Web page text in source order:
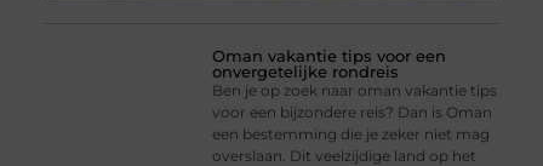
Oman vakantie tips voor een
onvergetelijke rondreis
Ben je op zoek naar oman vakantie tips
voor een bijzondere reis? Dan is Oman
een bestemming die je zeker niet mag
overslaan. Dit veelzijdige land op het